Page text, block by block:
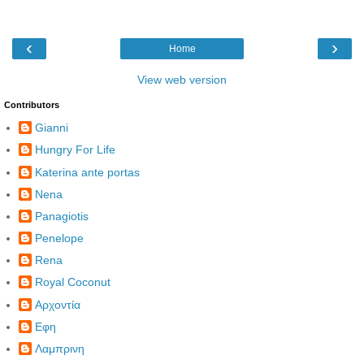
‹ ›
Home
View web version
Contributors
Gianni
Hungry For Life
Katerina ante portas
Nena
Panagiotis
Penelope
Rena
Royal Coconut
Αρχοντία
Εφη
Λαμπρινη